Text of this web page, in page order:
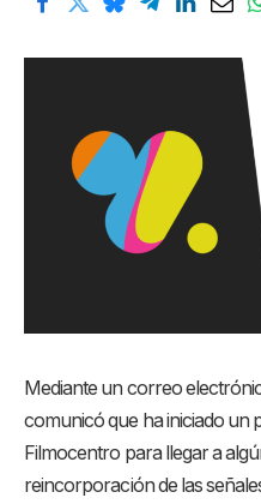
Mediante un correo
comunicó que ha iniciado un
Filmocentro para llegar a
reincorporación de las